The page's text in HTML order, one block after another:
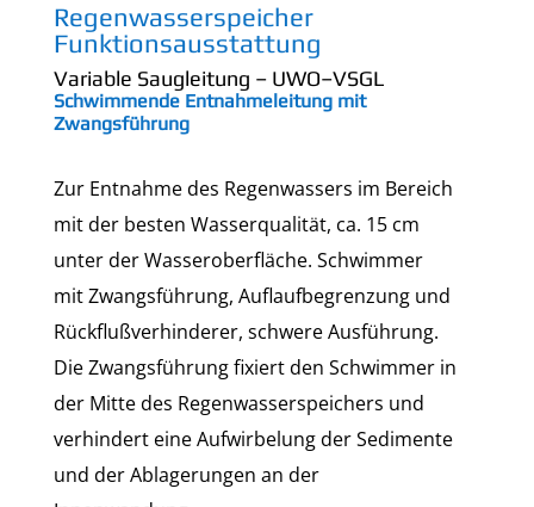
Regenwasserspeicher
Funktionsausstattung
Variable Saugleitung – UWO–VSGL
Schwimmende Entnahmeleitung mit
Zwangsführung
Zur Entnahme des Regenwassers im Bereich
mit der besten Wasserqualität, ca. 15 cm
unter der Wasseroberfläche. Schwimmer
mit Zwangsführung, Auflaufbegrenzung und
Rückflußverhinderer, schwere Ausführung.
Die Zwangsführung fixiert den Schwimmer in
der Mitte des Regenwasserspeichers und
verhindert eine Aufwirbelung der Sedimente
und der Ablagerungen an der